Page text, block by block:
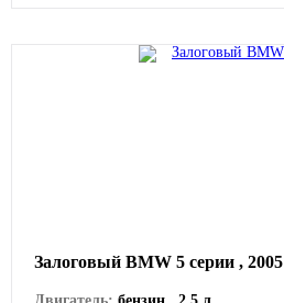
Залоговый BMW 5 серии , 2005